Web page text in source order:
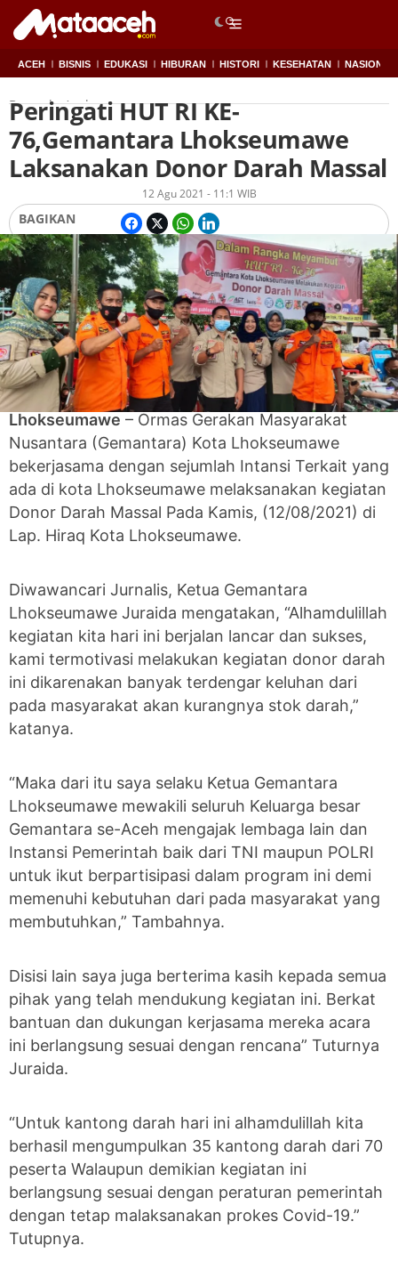
ACEH BISNIS EDUKASI HIBURAN HISTORI KESEHATAN NASIONAL
Beranda Aceh
Peringati HUT RI KE-
76,Gemantara Lhokseumawe
Laksanakan Donor Darah Massal
12 Agu 2021 - 11:1 WIB
BAGIKAN
Lhokseumawe – Ormas Gerakan Masyarakat
Nusantara (Gemantara) Kota Lhokseumawe
bekerjasama dengan sejumlah Intansi Terkait yang
ada di kota Lhokseumawe melaksanakan kegiatan
Donor Darah Massal Pada Kamis, (12/08/2021) di
Lap. Hiraq Kota Lhokseumawe.
Diwawancari Jurnalis, Ketua Gemantara
Lhokseumawe Juraida mengatakan, “Alhamdulillah
kegiatan kita hari ini berjalan lancar dan sukses,
kami termotivasi melakukan kegiatan donor darah
ini dikarenakan banyak terdengar keluhan dari
pada masyarakat akan kurangnya stok darah,”
katanya.
“Maka dari itu saya selaku Ketua Gemantara
Lhokseumawe mewakili seluruh Keluarga besar
Gemantara se-Aceh mengajak lembaga lain dan
Instansi Pemerintah baik dari TNI maupun POLRI
untuk ikut berpartisipasi dalam program ini demi
memenuhi kebutuhan dari pada masyarakat yang
membutuhkan,” Tambahnya.
Disisi lain saya juga berterima kasih kepada semua
pihak yang telah mendukung kegiatan ini. Berkat
bantuan dan dukungan kerjasama mereka acara
ini berlangsung sesuai dengan rencana” Tuturnya
Juraida.
“Untuk kantong darah hari ini alhamdulillah kita
berhasil mengumpulkan 35 kantong darah dari 70
peserta Walaupun demikian kegiatan ini
berlangsung sesuai dengan peraturan pemerintah
dengan tetap malaksanakan prokes Covid-19.”
Tutupnya.